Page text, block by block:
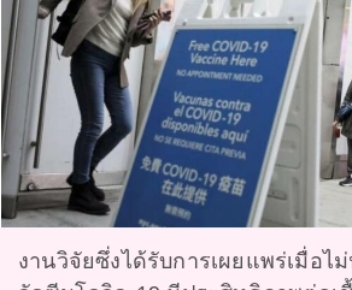
งานวิจัยซึ่งได้รับการเผยแพร่เมื่อไ